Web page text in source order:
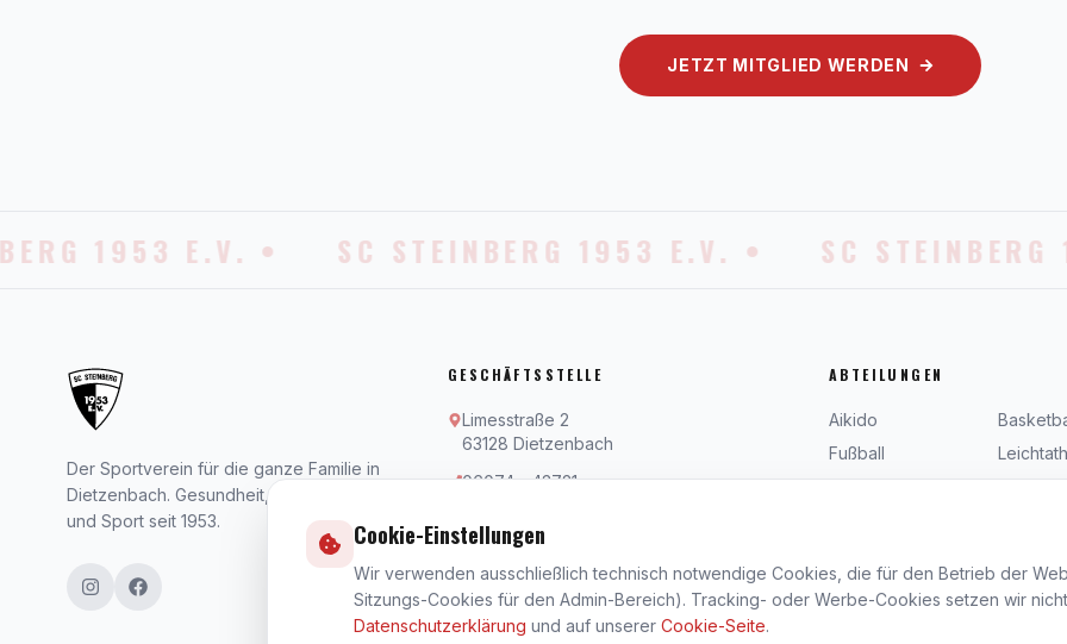
JETZT MITGLIED WERDEN
1953 E.V. • SC STEINBERG 1953 E.V. • SC
Der Sportverein für die ganze Familie in
Dietzenbach. Gesundheit, Bewegung
und Sport seit 1953.
GESCHÄFTSSTELLE
Limesstraße 2
63128 Dietzenbach
06074 - 43721
Mo–Fr: 09:00–13:00 Uhr
An Feiertagen und in den Ferien geschlossen
ABTEILUNGEN
Aikido
Fußball
Taekwon Do
Tennis
Cookie-Einstellungen
Wir verwenden ausschließlich technisch notwendige Cookies, die für den Betrieb der
Sitzungs-Cookies für den Admin-Bereich). Tracking- oder Werbe-Cookies setzen wir
Datenschutzerklärung und auf unserer Cookie-Seite.